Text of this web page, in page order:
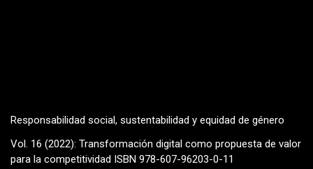
Responsabilidad social, sustentabilidad y equidad de género
Vol. 16 (2022): Transformación digital como propuesta de valor
para la competitividad ISBN 978-607-96203-0-11